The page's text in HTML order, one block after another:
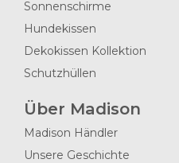
Sonnenschirme
Hundekissen
Dekokissen Kollektion
Schutzhüllen
Über Madison
Madison Händler
Unsere Geschichte